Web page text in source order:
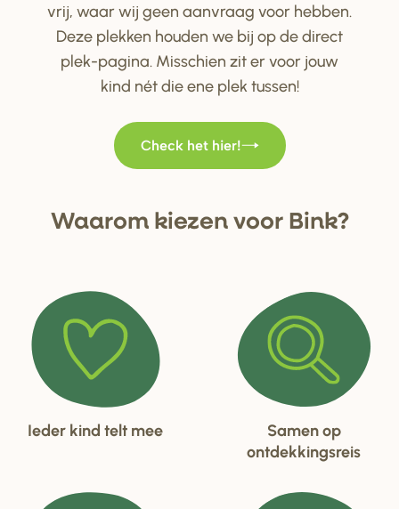
vrij, waar wij geen aanvraag voor hebben.
Deze plekken houden we bij op de direct
plek-pagina. Misschien zit er voor jouw
kind nét die ene plek tussen!
Check het hier!
Waarom kiezen voorBink?
Ieder kind telt mee
Samen op
ontdekkingsreis